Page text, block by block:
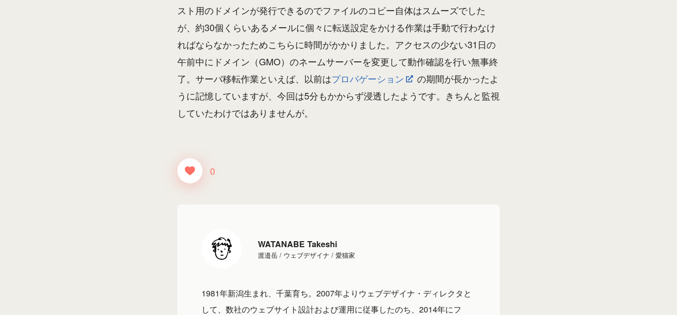
スト用のドメインが発行できるのでファイルのコピー自体はスムーズでした
が、約30個くらいあるメールに個々に転送設定をかける作業は手動で行わなけ
ればならなかったためこちらに時間がかかりました。アクセスの少ない31日の
午前中にドメイン（GMO）のネームサーバーを変更して動作確認を行い無事終
了。サーバ移転作業といえば、以前はプロパゲーション
の期間が長かったよ
うに記憶していますが、今回は5分もかからず浸透したようです。きちんと監視
していたわけではありませんが。
0
WATANABE Takeshi
渡邉岳 / ウェブデザイナ / 愛猫家
1981年新潟生まれ、千葉育ち。2007年よりウェブデザイナ・ディレクタと
して、数社のウェブサイト設計および運用に従事したのち、2014年にフ